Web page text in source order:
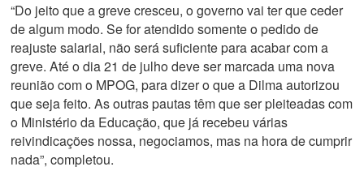
“Do jeito que a greve cresceu, o governo vai ter que ceder
de algum modo. Se for atendido somente o pedido de
reajuste salarial, não será suficiente para acabar com a
greve. Até o dia 21 de julho deve ser marcada uma nova
reunião com o MPOG, para dizer o que a Dilma autorizou
que seja feito. As outras pautas têm que ser pleiteadas com
o Ministério da Educação, que já recebeu várias
reivindicações nossa, negociamos, mas na hora de cumprir
nada”, completou.